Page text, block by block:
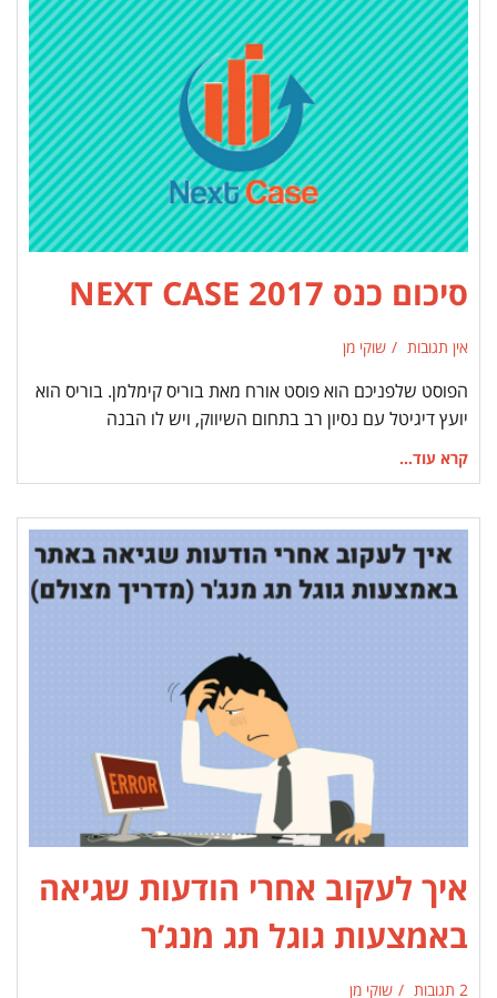
סיכום כנס NEXT CASE 2017
אין תגובות שוקי מן
הפוסט שלפניכם הוא פוסט אורח מאת בוריס קימלמן. בוריס הוא
יועץ דיגיטל עם נסיון רב בתחום השיווק, ויש לו הבנה
קרא עוד...
איך לעקוב אחרי הודעות שגיאה
באמצעות גוגל תג מנג’ר
2 תגובות שוקי מן